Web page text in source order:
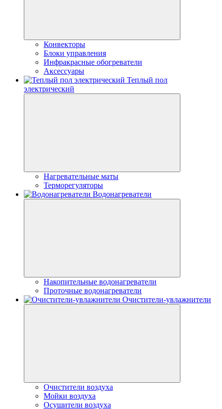
Конвекторы
Блоки управления
Инфракрасные обогреватели
Аксессуары
Теплый пол
электрический
Нагревательные маты
Терморегуляторы
Водонагреватели
Накопительные водонагреватели
Проточные водонагреватели
Очистители-увлажнители
Очистители воздуха
Мойки воздуха
Осушители воздуха